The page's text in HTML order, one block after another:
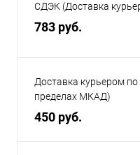
СДЭК (Доставка
783 руб.
Доставка курьером
пределах МКАД)
450 руб.